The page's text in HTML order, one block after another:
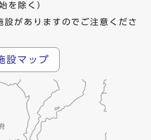
を除く）
設がありますのでご注意くださ
設マップ